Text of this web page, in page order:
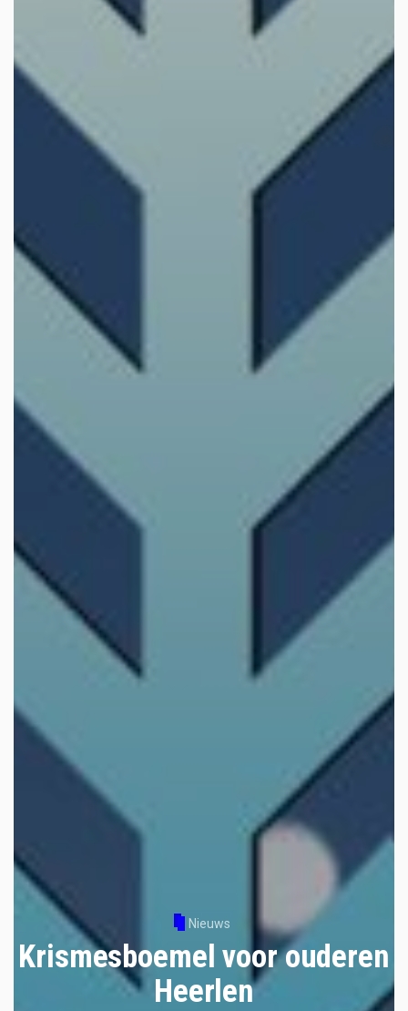
Nieuws
Krismesboemel voor ouderen
Heerlen